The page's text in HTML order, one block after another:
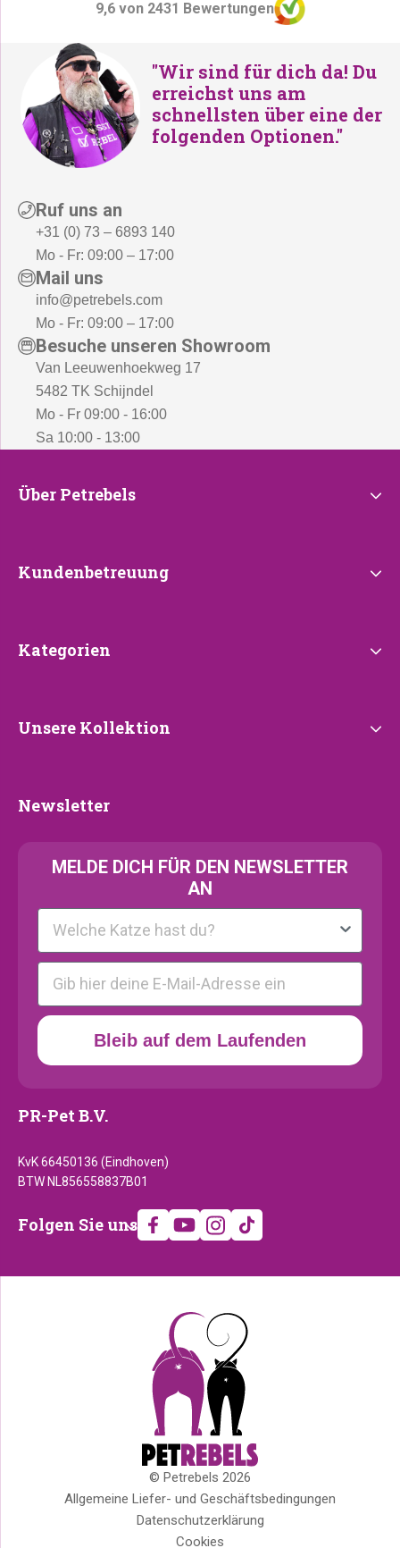
9,6 von 2431 Bewertungen
"Wir sind für dich da! Du
erreichst uns am
schnellsten über eine der
folgenden Optionen."
Ruf uns an
+31 (0) 73 – 6893 140
Mo - Fr: 09:00 – 17:00
Mail uns
info@petrebels.com
Mo - Fr: 09:00 – 17:00
Besuche unseren Showroom
Van Leeuwenhoekweg 17
5482 TK Schijndel
Mo - Fr 09:00 - 16:00
Sa 10:00 - 13:00
Über
Über Petrebels
Kundenbetreuung
Kundenbetreuung
Kategorien
Kategorien
Unsere
Unsere Kollektion
Newsletter
Newsletter
MELDE DICH FÜR DEN NEWSLETTER
AN
Kattenras
E-mail
Bleib auf dem Laufenden
PR-Pet B.V.
KvK 66450136 (Eindhoven)
BTW NL856558837B01
Folgen
uns
Folgen Sie uns
© Petrebels 2026
Copyright
Allgemeine Liefer- und Geschäftsbedingungen
Datenschutzerklärung
Cookies